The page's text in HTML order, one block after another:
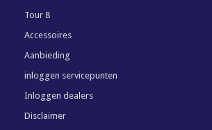
Tour 8
Accessoires
Aanbieding
inloggen servicepunten
Inloggen dealers
Disclaimer